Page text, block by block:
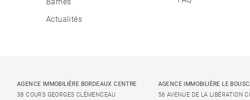
Barnes
Actualités
AGENCE IMMOBILIÈRE BORDEAUX CENTRE
38 COURS GEORGES CLÉMENCEAU
AGENCE IMMOBILIÈRE LE
56 AVENUE DE LA LIBÉRATION